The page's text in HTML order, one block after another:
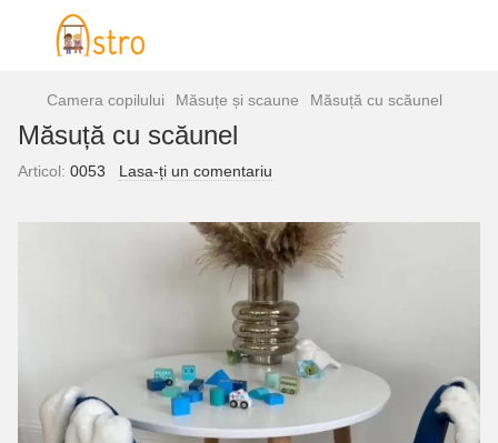
Camera copilului Măsuțe și scaune Măsuță cu scăunel
Măsuță cu scăunel
Articol: 0053 Lasa-ți un comentariu